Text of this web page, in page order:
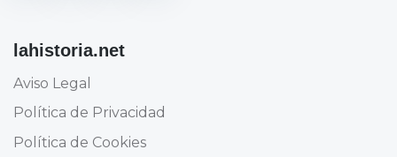
lahistoria.net
Aviso Legal
Política de Privacidad
Política de Cookies